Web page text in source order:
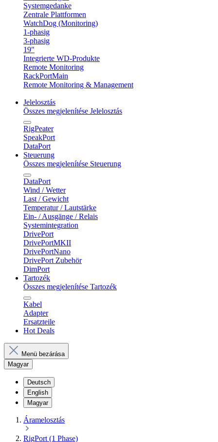
Systemgedanke
Zentrale Plattformen
WatchDog (Monitoring)
1-phasig
3-phasig
19"
Integrierte WD-Produkte
Remote Monitoring
RackPortMain
Remote Monitoring & Management
Jelelosztás
Összes megjelenítése Jelelosztás
RigPeater
SpeakPort
DataPort
Steuerung
Összes megjelenítése Steuerung
DataPort
Wind / Wetter
Last / Gewicht
Temperatur / Lautstärke
Ein- / Ausgänge / Relais
Systemintegration
DrivePort
DrivePortMKII
DrivePortNano
DrivePort Zubehör
DimPort
Tartozék
Összes megjelenítése Tartozék
Kabel
Adapter
Ersatzteile
Hot Deals
Menü bezárása
Magyar
Deutsch
English
Magyar
Áramelosztás
RigPort (1 Phase)